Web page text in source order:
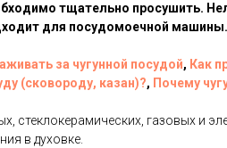
тщательно просушить.
для посудомоечной машины.
за чугунной посудой, Как
(сковороду, казан)?, Почему
стеклокерамических, газовых и
в духовке.